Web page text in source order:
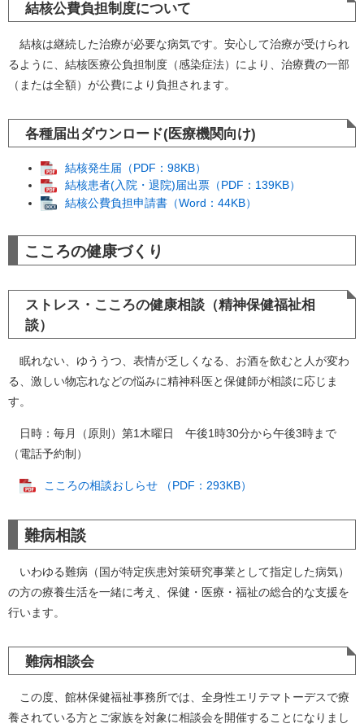
結核公費負担制度について
結核は継続した治療が必要な病気です。安心して治療が受けられ
るように、結核医療公負担制度（感染症法）により、治療費の一部
（または全額）が公費により負担されます。
各種届出ダウンロード(医療機関向け)
結核発生届（PDF：98KB）
結核患者(入院・退院)届出票（PDF：139KB）
結核公費負担申請書（Word：44KB）
こころの健康づくり
ストレス・こころの健康相談（精神保健福祉相
談）
眠れない、ゆううつ、表情が乏しくなる、お酒を飲むと人が変わ
る、激しい物忘れなどの悩みに精神科医と保健師が相談に応じま
す。
日時：毎月（原則）第1木曜日 午後1時30分から午後3時まで
（電話予約制）
こころの相談おしらせ （PDF：293KB）
難病相談
いわゆる難病（国が特定疾患対策研究事業として指定した病気）
の方の療養生活を一緒に考え、保健・医療・福祉の総合的な支援を
行います。
難病相談会
この度、館林保健福祉事務所では、全身性エリテマトーデスで療
養されている方とご家族を対象に相談会を開催することになりまし